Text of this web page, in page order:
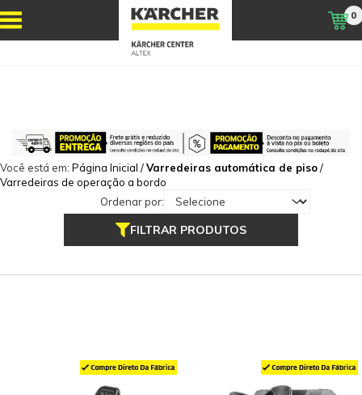
0
Você está em: Página Inicial /Varredeiras automática de piso/
Varredeiras de operação a bordo
Ordenar por:
FILTRAR PRODUTOS